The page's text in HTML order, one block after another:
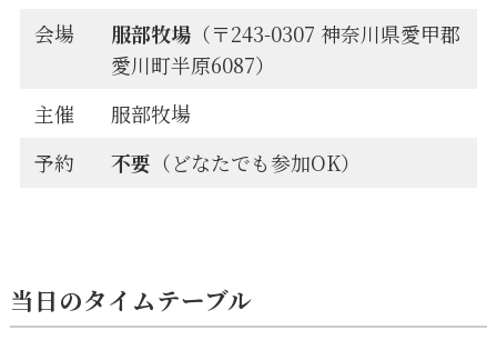
会場 服部牧場 （〒243-0307 神奈川県愛甲郡
愛川町半原6087）
主催
服部牧場
予約
不要 （どなたでも参加OK）
当日のタイムテーブル